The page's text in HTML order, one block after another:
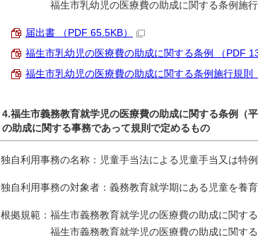
福生市乳幼児の医療費の助成に関する条例施行
届出書 （PDF 65.5KB）
福生市乳幼児の医療費の助成に関する条例 （PDF
福生市乳幼児の医療費の助成に関する条例施行規則
4.福生市義務教育就学児の医療費の助成に関する条例（
の助成に関する事務であって規則で定めるもの
独自利用事務の名称：児童手当法による児童手当又は特
独自利用事務の対象者：義務教育就学期にある児童を養
根拠規範：福生市義務教育就学児の医療費の助成に関する
福生市義務教育就学児の医療費の助成に関する